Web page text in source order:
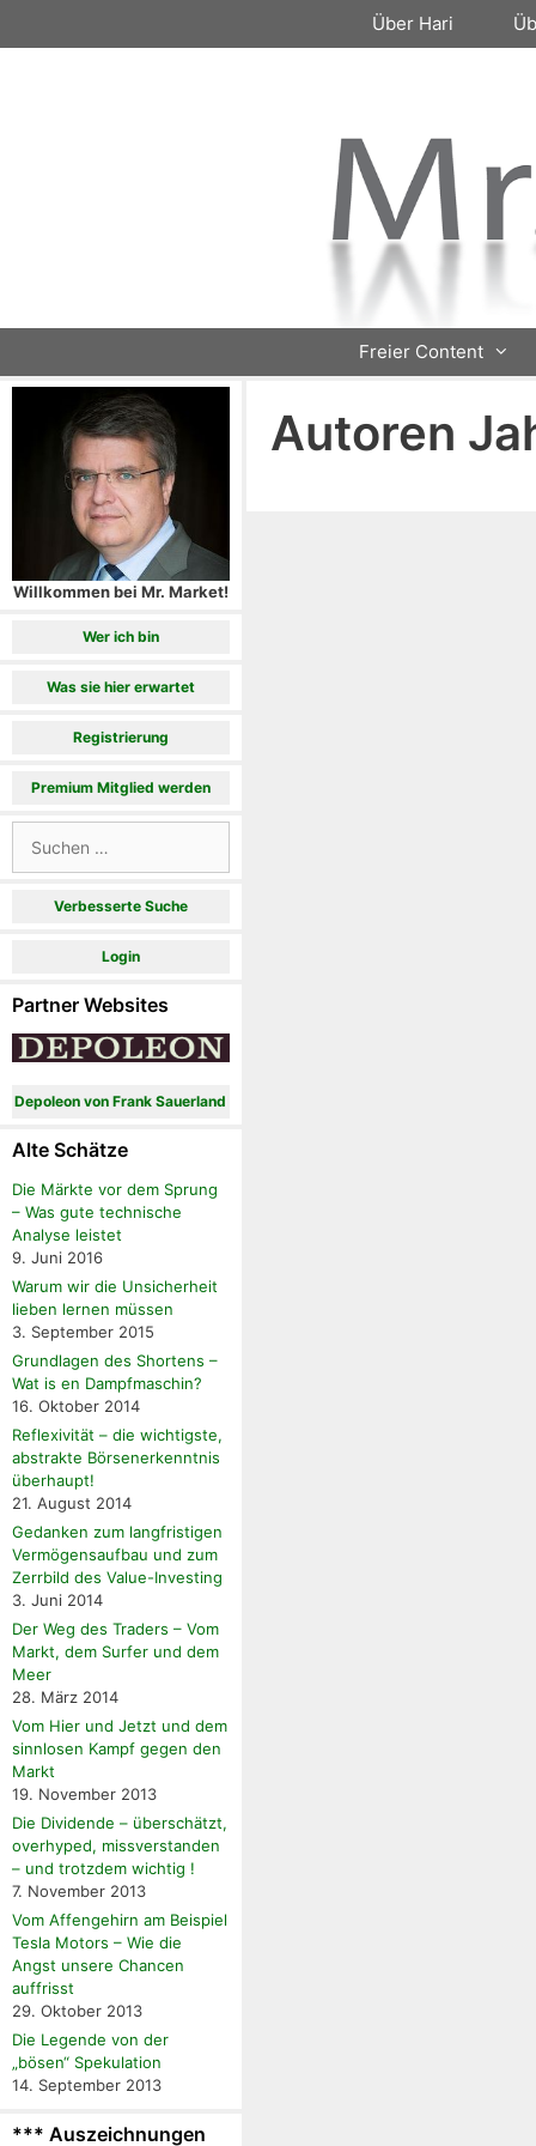
Über Hari
Freier Content
Autoren
Willkommen bei Mr. Market!
Wer ich bin
Was sie hier erwartet
Registrierung
Premium Mitglied werden
nach:
Verbesserte Suche
Login
Partner Websites
Depoleon von Frank Sauerland
Alte Schätze
Die Märkte vor dem Sprung
– Was gute technische
Analyse leistet
9. Juni 2016
Warum wir die Unsicherheit
lieben lernen müssen
3. September 2015
Grundlagen des Shortens –
Wat is en Dampfmaschin?
16. Oktober 2014
Reflexivität – die wichtigste,
abstrakte Börsenerkenntnis
überhaupt!
21. August 2014
Gedanken zum langfristigen
Vermögensaufbau und zum
Zerrbild des Value-Investing
3. Juni 2014
Der Weg des Traders – Vom
Markt, dem Surfer und dem
Meer
28. März 2014
Vom Hier und Jetzt und dem
sinnlosen Kampf gegen den
Markt
19. November 2013
Die Dividende – überschätzt,
overhyped, missverstanden
– und trotzdem wichtig !
7. November 2013
Vom Affengehirn am Beispiel
Tesla Motors – Wie die
Angst unsere Chancen
auffrisst
29. Oktober 2013
Die Legende von der
„bösen“ Spekulation
14. September 2013
*** Auszeichnungen